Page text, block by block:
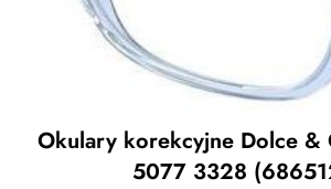
Okulary korekcyjne Dolce &
5077 3328